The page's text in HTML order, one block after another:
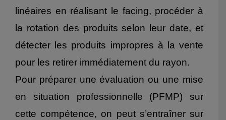
linéaires en réalisant le facing, procéder à
la rotation des produits selon leur date, et
détecter les produits impropres à la vente
pour les retirer immédiatement du rayon.
Pour préparer une évaluation ou une mise
en situation professionnelle (PFMP) sur
cette compétence, on peut s’entraîner sur